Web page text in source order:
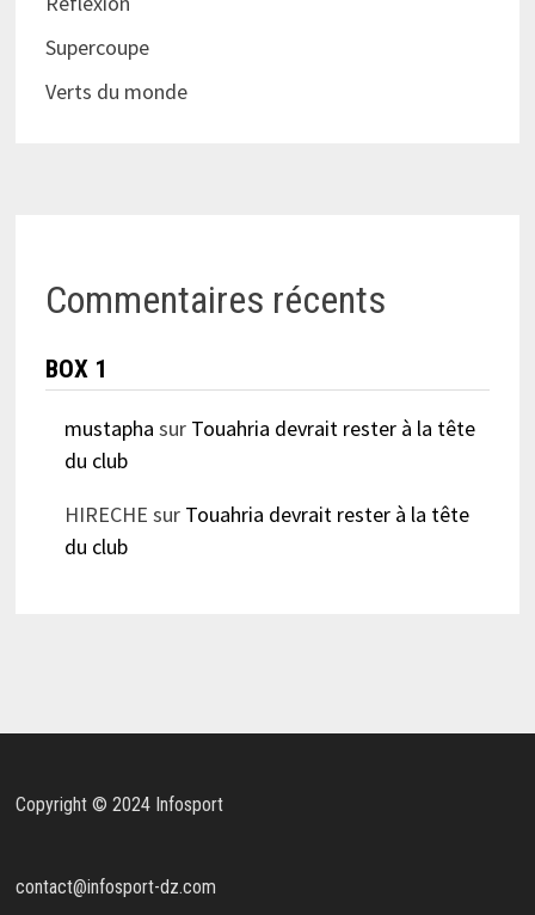
Supercoupe
Verts du monde
Commentaires récents
BOX 1
mustapha sur Touahria devrait rester à la tête
du club
HIRECHE sur Touahria devrait rester à la tête
du club
Copyright © 2024 Infosport
contact@infosport-dz.com